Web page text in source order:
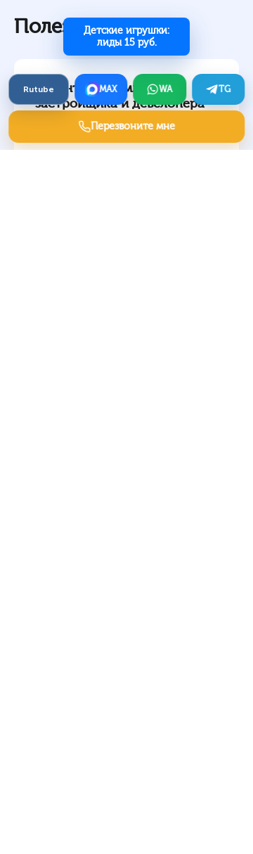
Rutube
Полезные статьи
Клиенты на землю от
застройщика и девелопера
MAX WA TG
Перезвоните мне
Детские игрушки:
лиды 15 руб.